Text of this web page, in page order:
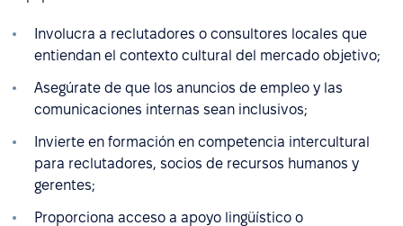
Involucra a reclutadores o consultores locales que
entiendan el contexto cultural del mercado objetivo;
Asegúrate de que los anuncios de empleo y las
comunicaciones internas sean inclusivos;
Invierte en formación en competencia intercultural
para reclutadores, socios de recursos humanos y
gerentes;
Proporciona acceso a apoyo lingüístico o